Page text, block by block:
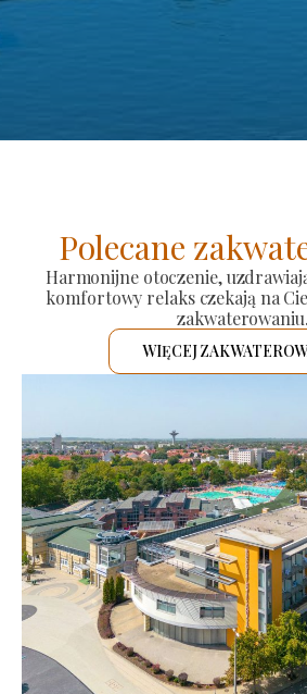
Polecane
Harmonijne otoczenie,
komfortowy relaks czekają na
zakwaterowaniu.
WIĘCEJ